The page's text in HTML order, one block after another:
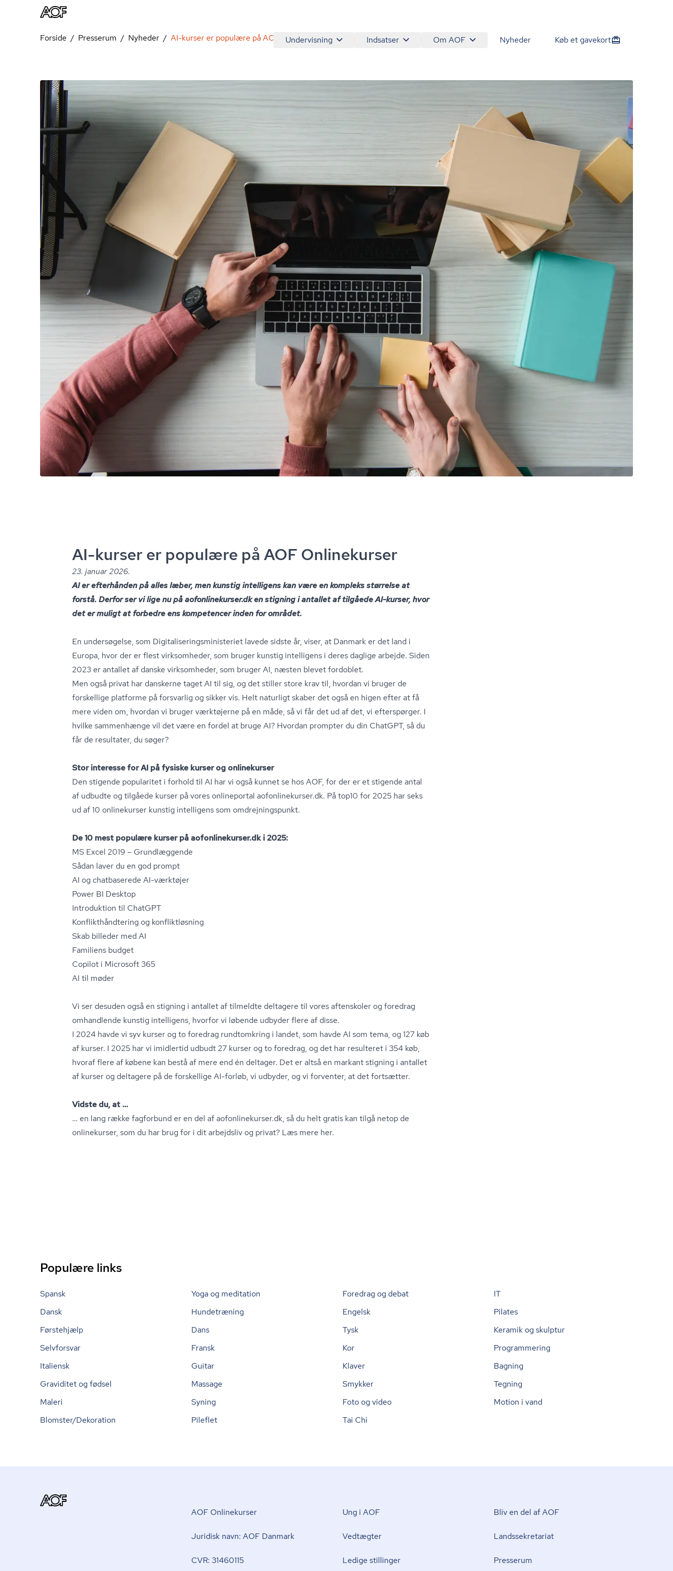
Undervisning Indsatser Om AOF Nyheder Køb et gavekort
Forside Presserum Nyheder AI-kurser er populære på AOF Onlinekurser
AI-kurser er populære på AOF Onlinekurser
23. januar 2026.
AI er efterhånden på alles læber, men kunstig intelligens kan være en kompleks størrelse at
forstå. Derfor ser vi lige nu på ao­fon­li­ne­kur­ser.dk en stigning i antallet af tilgåede AI-kurser, hvor
det er muligt at forbedre ens kompetencer inden for området.
En undersøgelse, som Di­gi­ta­li­se­rings­mi­ni­ste­ri­et lavede sidste år, viser, at Danmark er det land i
Europa, hvor der er flest virksomheder, som bruger kunstig intelligens i deres daglige arbejde. Siden
2023 er antallet af danske virksomheder, som bruger AI, næsten blevet fordoblet.
Men også privat har danskerne taget AI til sig, og det stiller store krav til, hvordan vi bruger de
forskellige platforme på forsvarlig og sikker vis. Helt naturligt skaber det også en higen efter at få
mere viden om, hvordan vi bruger værktøjerne på en måde, så vi får det ud af det, vi efterspørger. I
hvilke sammenhænge vil det være en fordel at bruge AI? Hvordan prompter du din ChatGPT, så du
får de resultater, du søger?
Stor interesse for AI på fysiske kurser og onlinekurser
Den stigende popularitet i forhold til AI har vi også kunnet se hos AOF, for der er et stigende antal
af udbudte og tilgåede kurser på vores onlineportal ao­fon­li­ne­kur­ser.dk. På top10 for 2025 har seks
ud af 10 onlinekurser kunstig intelligens som om­drej­nings­punkt.
De 10 mest populære kurser på ao­fon­li­ne­kur­ser.dk i 2025:
MS Excel 2019 – Grundlæggende
Sådan laver du en god prompt
AI og chatbaserede AI-værktøjer
Power BI Desktop
Introduktion til ChatGPT
Kon­flik­t­hånd­te­ring og kon­flikt­løs­ning
Skab billeder med AI
Familiens budget
Copilot i Microsoft 365
AI til møder
Vi ser desuden også en stigning i antallet af tilmeldte deltagere til vores aftenskoler og foredrag
omhandlende kunstig intelligens, hvorfor vi løbende udbyder flere af disse.
I 2024 havde vi syv kurser og to foredrag rundtomkring i landet, som havde AI som tema, og 127 køb
af kurser. I 2025 har vi imidlertid udbudt 27 kurser og to foredrag, og det har resulteret i 354 køb,
hvoraf flere af købene kan bestå af mere end én deltager. Det er altså en markant stigning i antallet
af kurser og deltagere på de forskellige AI-forløb, vi udbyder, og vi forventer, at det fortsætter.
Vidste du, at …
… en lang række fagforbund er en del af ao­fon­li­ne­kur­ser.dk, så du helt gratis kan tilgå netop de
onlinekurser, som du har brug for i dit arbejdsliv og privat? Læs mere her.
Populære links
Spansk Yoga og meditation Foredrag og debat
IT
Dansk
Hundetræning Engelsk
Pilates
Førstehjælp
Dans Tysk
Keramik og skulptur
Selvforsvar
Fransk Kor
Programmering
Italiensk
Guitar Klaver
Bagning
Graviditet og fødsel
Massage Smykker
Tegning
Maleri
Syning Foto og video
Motion i vand
Blomster/Dekoration
Pileflet Tai Chi
AOF Onlinekurser
Juridisk navn: AOF Danmark
CVR: 31460115
Ung i AOF
Vedtægter
Ledige stillinger
Bliv en del af AOF
Lands­se­kre­ta­ri­at
Presserum